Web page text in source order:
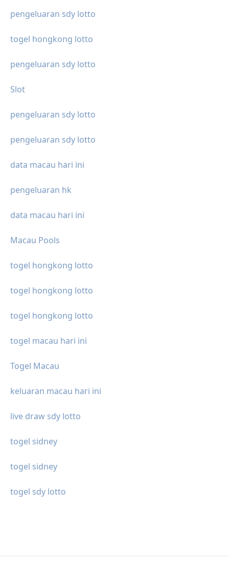
pengeluaran sdy lotto
togel hongkong lotto
pengeluaran sdy lotto
Slot
pengeluaran sdy lotto
pengeluaran sdy lotto
data macau hari ini
pengeluaran hk
data macau hari ini
Macau Pools
togel hongkong lotto
togel hongkong lotto
togel hongkong lotto
togel macau hari ini
Togel Macau
keluaran macau hari ini
live draw sdy lotto
togel sidney
togel sidney
togel sdy lotto